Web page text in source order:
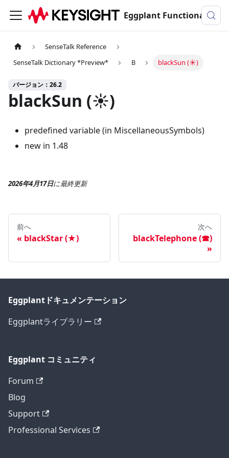
Eggplant Functionalのドキュメンテーション
SenseTalk Reference
SenseTalk Dictionary *Preview*
B blackSun (☀)
バージョン：26.2
blackSun (☀)
predefined variable (in MiscellaneousSymbols)
new in 1.48
2026年4月17日に最終更新
前へ
blackStar (★)
次へ
blackTelephone (☎)
Eggplantドキュメンテーション
Eggplantライブラリー
Eggplant コミュニティ
Forum
Blog
Support
Professional Services